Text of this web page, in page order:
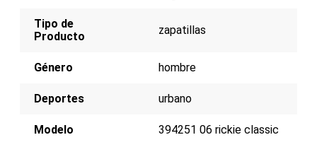
Tipo de
Producto
zapatillas
Género hombre
Deportes urbano
Modelo 394251 06 rickie classic